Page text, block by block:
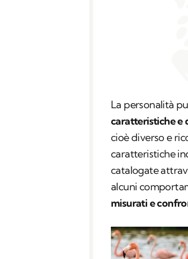
La personalità
caratteristiche e
cioè diverso e
caratteristiche
catalogate
alcuni
misurati e